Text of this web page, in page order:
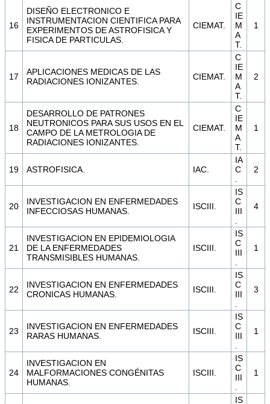
16
DISEÑO ELECTRONICO E
INSTRUMENTACION CIENTIFICA PARA
EXPERIMENTOS DE ASTROFISICA Y
FISICA DE PARTICULAS.
CIEMAT.
C
IE
M
A
T.
1
17
APLICACIONES MEDICAS DE LAS
RADIACIONES IONIZANTES.
CIEMAT.
C
IE
M
A
T.
2
18
DESARROLLO DE PATRONES
NEUTRONICOS PARA SUS USOS EN EL
CAMPO DE LA METROLOGIA DE
RADIACIONES IONIZANTES.
CIEMAT.
C
IE
M
A
T.
1
19 ASTROFISICA. IAC.
IA
C
2
20
INVESTIGACION EN ENFERMEDADES
INFECCIOSAS HUMANAS.
ISCIII.
IS
C
III
4
21
INVESTIGACION EN EPIDEMIOLOGIA
DE LA ENFERMEDADES
TRANSMISIBLES HUMANAS.
ISCIII.
IS
C
III
1
22
INVESTIGACION EN ENFERMEDADES
CRONICAS HUMANAS.
ISCIII.
IS
C
III
3
23
INVESTIGACION EN ENFERMEDADES
RARAS HUMANAS.
ISCIII.
IS
C
III
1
24
INVESTIGACION EN
MALFORMACIONES CONGÉNITAS
HUMANAS.
ISCIII.
IS
C
III
1
IS